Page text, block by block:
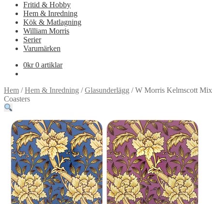
Fritid & Hobby
Hem & Inredning
Kök & Matlagning
William Morris
Serier
Varumärken
0kr 0 artiklar
Hem /Hem & Inredning /Glasunderlägg /W Morris Kelmscott Mix
Coasters